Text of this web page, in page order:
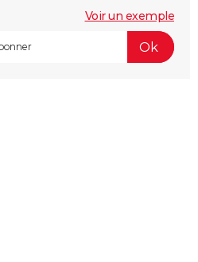
Voir un exemple